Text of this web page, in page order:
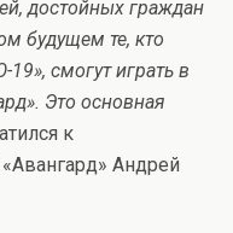
достойных граждан
будущем те, кто
смогут играть в
Это основная
к
Андрей